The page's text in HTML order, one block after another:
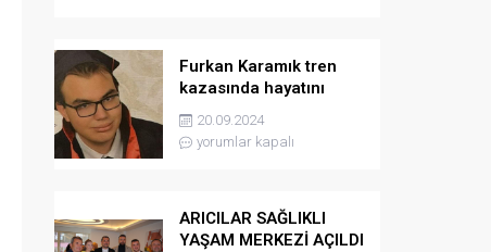
Furkan Karamık tren
kazasında hayatını
kaybetti
20.09.2024
yorumlar kapalı
ARICILAR SAĞLIKLI
YAŞAM MERKEZİ AÇILDI